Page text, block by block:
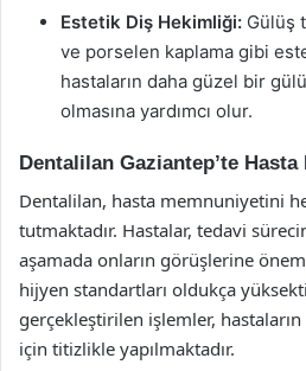
Estetik Diş Hekimliği: Gülüş
ve porselen kaplama gibi
hastaların daha güzel bir
olmasına yardımcı olur.
Dentalilan Gaziantep’te
Dentalilan, hasta memnuniyetini
tutmaktadır. Hastalar, tedavi
aşamada onların görüşlerine
hijyen standartları oldukça
gerçekleştirilen işlemler,
için titizlikle yapılmaktadır.